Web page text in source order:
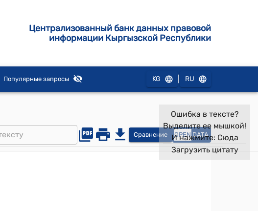
Централизованный банк данных правовой
информации Кыргызской Республики
Популярные запросы KG RU
Сравнение OPEN DATA
Ошибка в тексте?
Выделите ее мышкой!
И нажмите: Сюда
Загрузить цитату